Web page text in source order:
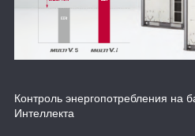
Контроль энергопотребления на
Интеллекта